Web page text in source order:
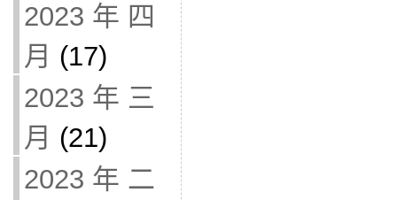
2023 年 四
月 (17)
2023 年 三
月 (21)
2023 年 二